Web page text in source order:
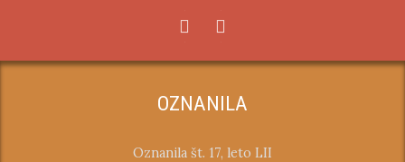
OZNANILA
Oznanila št. 17, leto LII